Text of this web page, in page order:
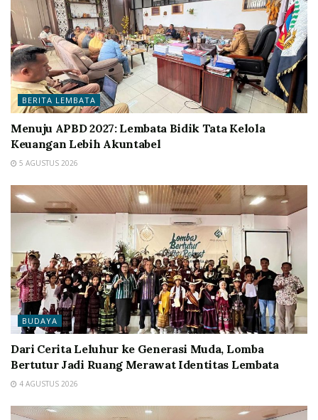
BERITA LEMBATA
Menuju APBD 2027: Lembata Bidik Tata Kelola
Keuangan Lebih Akuntabel
5 AGUSTUS 2026
BUDAYA
Dari Cerita Leluhur ke Generasi Muda, Lomba
Bertutur Jadi Ruang Merawat Identitas Lembata
4 AGUSTUS 2026